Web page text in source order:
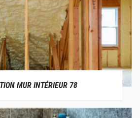
MUR INTÉRIEUR 78